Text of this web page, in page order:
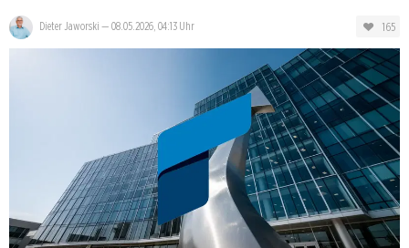
Dieter Jaworski — 08.05.2026, 04:13 Uhr 165